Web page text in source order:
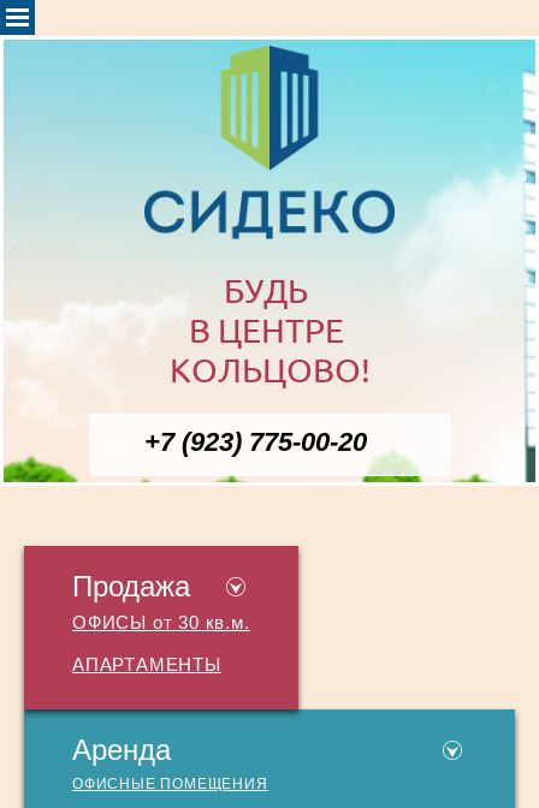
БУДЬ
В ЦЕНТРЕ
КОЛЬЦОВО!
+7 (923) 775-00-20
Продажа
ОФИСЫ от 30 кв.м.
АПАРТАМЕНТЫ
Аренда
ОФИСНЫЕ ПОМЕЩЕНИЯ